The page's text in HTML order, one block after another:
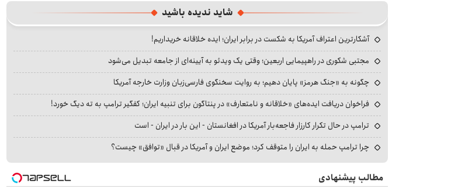
شاید ندیده باشید
آشکارترین اعتراف آمریکا به شکست در برابر ایران؛ ایده خلاقانه خریداریم!
مجتبی شکوری در راهپیمایی اربعین؛ وقتی یک ویدئو به آیینه‌ای از جامعه تبدیل می‌شود
چگونه به «جنگ هرمز» پایان دهیم؛ به روایت سخنگوی فارسی‌زبان وزارت خارجه آمریکا
فراخوان دریافت ایده‌های «خلاقانه و نامتعارف» در پنتاگون برای تنبیه ایران؛ کفگیر ترامپ به ته دیگ خورد!
ترامپ در حال تکرار کارزار فاجعه‌بار آمریکا در افغانستان - این بار در ایران - است
چرا ترامپ حمله به ایران را متوقف کرد؛ موضع ایران و آمریکا در قبال «توافق» چیست؟
مطالب پیشنهادی